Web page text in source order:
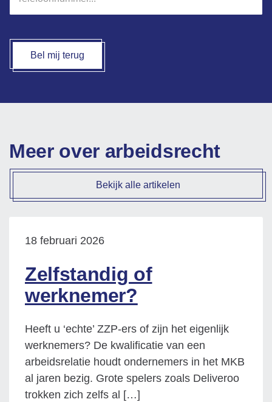
Bel mij terug
Meer over arbeidsrecht
Bekijk alle artikelen
18 februari 2026
Zelfstandig of
werknemer?
Heeft u ‘echte’ ZZP-ers of zijn het eigenlijk
werknemers? De kwalificatie van een
arbeidsrelatie houdt ondernemers in het MKB
al jaren bezig. Grote spelers zoals Deliveroo
trokken zich zelfs al […]